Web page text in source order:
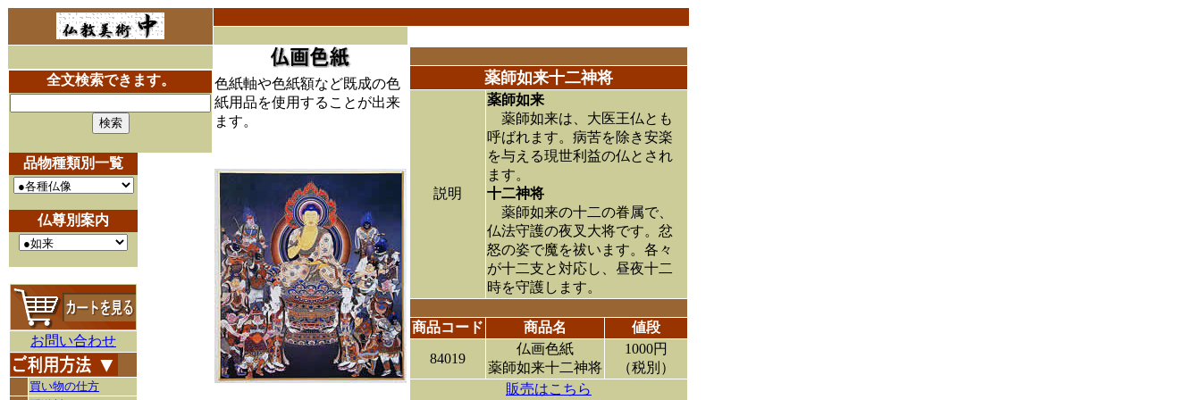
薬師如来十二神将
説明
薬師如来
薬師如来は、大医王仏とも
呼ばれます。病苦を除き安楽
を与える現世利益の仏とされ
ます。
十二神将
薬師如来の十二の眷属で、
仏法守護の夜叉大将です。忿
怒の姿で魔を祓います。各々
が十二支と対応し、昼夜十二
時を守護します。
商品コード 商品名 値段
84019
仏画色紙
薬師如来十二神将
1000円
（税別）
販売はこちら
全文検索できます。
品物種類別一覧
仏尊別案内
お問い合わせ
買い物の仕方
色紙軸や色紙額など既成の色
紙用品を使用することが出来
ます。